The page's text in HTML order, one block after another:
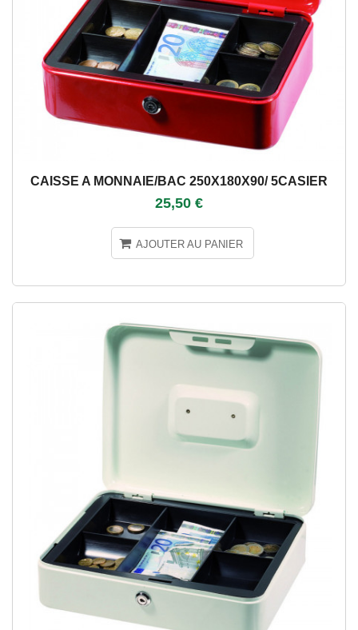
CAISSE A MONNAIE/BAC 250X180X90/ 5CASIER
25,50 €
AJOUTER AU PANIER